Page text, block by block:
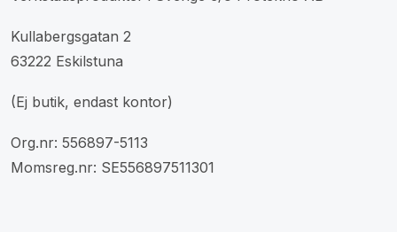
Kullabergsgatan 2
63222 Eskilstuna
(Ej butik, endast kontor)
Org.nr: 556897-5113
Momsreg.nr: SE556897511301